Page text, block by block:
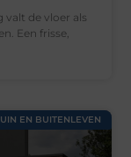
de vloer als
Een frisse,
EN BUITENLEVEN